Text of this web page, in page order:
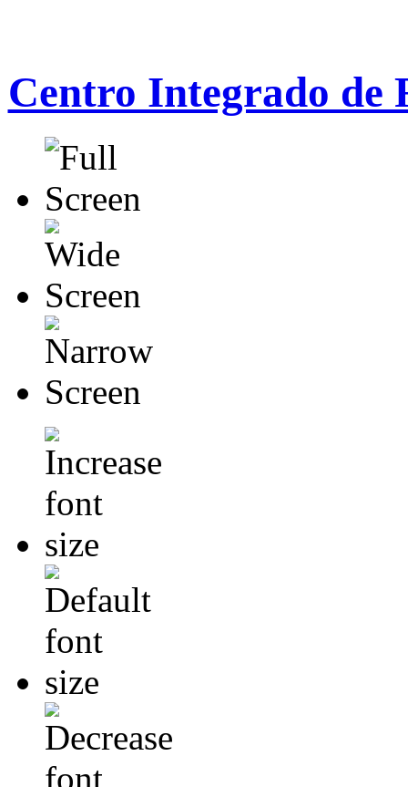
Centro Integrado de